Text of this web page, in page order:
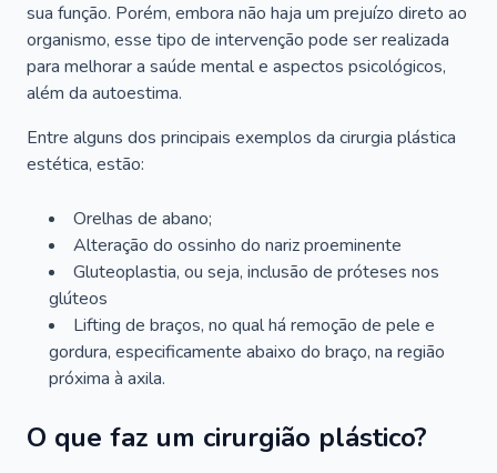
sua função. Porém, embora não haja um prejuízo direto ao
organismo, esse tipo de intervenção pode ser realizada
para melhorar a saúde mental e aspectos psicológicos,
além da autoestima.
Entre alguns dos principais exemplos da cirurgia plástica
estética, estão:
Orelhas de abano;
Alteração do ossinho do nariz proeminente
Gluteoplastia, ou seja, inclusão de próteses nos
glúteos
Lifting de braços, no qual há remoção de pele e
gordura, especificamente abaixo do braço, na região
próxima à axila.
O que faz um cirurgião plástico?